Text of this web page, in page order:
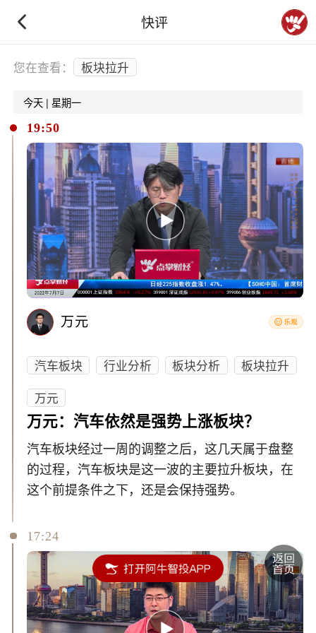
快评
下拉刷新
您在查看： 板块拉升
今天 | 星期一
19:50
万元
汽车板块 行业分析 板块分析
板块拉升
万元
万元：汽车依然是强势上涨板块？
汽车板块经过一周的调整之后，这几天属于盘整
的过程，汽车板块是这一波的主要拉升板块，在
这个前提条件之下，还是会保持强势。
17:24